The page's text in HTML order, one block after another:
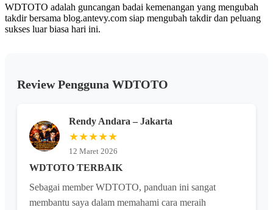
WDTOTO adalah guncangan badai kemenangan yang mengubah
takdir bersama blog.antevy.com siap mengubah takdir dan peluang
sukses luar biasa hari ini.
Review Pengguna WDTOTO
Rendy Andara – Jakarta
★★★★★
12 Maret 2026
WDTOTO TERBAIK
Sebagai member WDTOTO, panduan ini sangat
membantu saya dalam memahami cara meraih